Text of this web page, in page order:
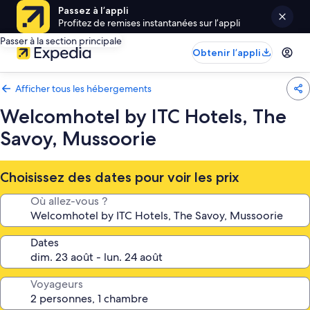
Passez à l’appli
Profitez de remises instantanées sur l’appli
Passer à la section principale
Obtenir l’appli
Afficher tous les hébergements
Welcomhotel by ITC Hotels, The
Savoy, Mussoorie
Choisissez des dates pour voir les prix
Où allez-vous ?
Dates
Voyageurs